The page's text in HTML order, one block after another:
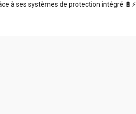
à ses systèmes de protection intégré 🔋⚡️